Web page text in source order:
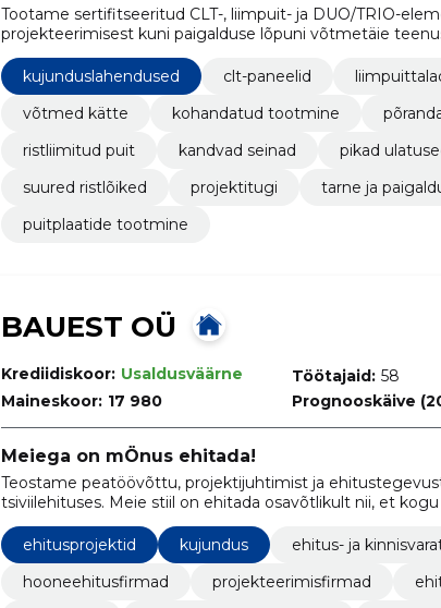
Tootame sertifitseeritud CLT-, liimpuit- ja DUO/TRIO-
projekteerimisest kuni paigalduse lõpuni võtmetäie
standarditele vastavuse, täpsed tarneajad ja lihtsama
kujunduslahendused
clt-paneelid
võtmed kätte
kohandatud tootmine
ristliimitud puit
kandvad seinad
pikad
suured ristlõiked
projektitugi
tarne ja
puitplaatide tootmine
BAUEST OÜ
Krediidiskoor: Usaldusväärne
Maineskoor: 17 980
Töötajaid: 58
Prognooskäive
Meiega on mÖnus ehitada!
Teostame peatöövõttu, projektijuhtimist ja
tsiviilehituses. Meie stiil on ehitada osavõtlikult nii, et
ehitusprojektid
kujundus
ehitus- ja
hooneehitusfirmad
projekteerimisfirmad